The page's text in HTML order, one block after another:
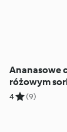
Ananasowe
różowym
4 (9)